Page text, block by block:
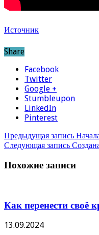
Источник
Share
Facebook
Twitter
Google +
Stumbleupon
LinkedIn
Pinterest
Предыдущая запись
Следующая запись
Похожие записи
Как перенести своё
13.09.2024